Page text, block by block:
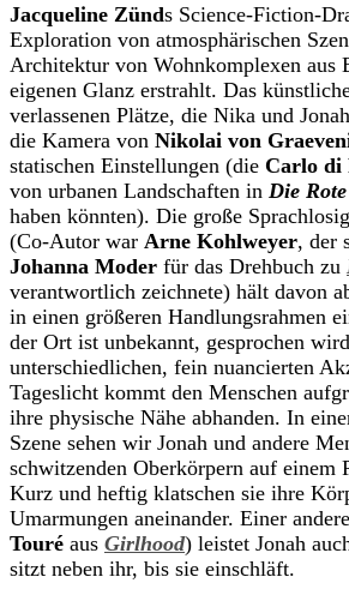
Jacqueline Zünds Science-Fiction-
Exploration von atmosphärischen
Architektur von Wohnkomplexen aus
eigenen Glanz erstrahlt. Das
verlassenen Plätze, die Nika und
die Kamera von Nikolai von
statischen Einstellungen (die Carlo di
von urbanen Landschaften in Die
haben könnten). Die große
(Co-Autor war Arne Kohlweyer, der
Johanna Moder für das Drehbuch zu
verantwortlich zeichnete) hält davon
in einen größeren Handlungsrahmen
der Ort ist unbekannt, gesprochen
unterschiedlichen, fein nuancierten
Tageslicht kommt den Menschen
ihre physische Nähe abhanden. In
Szene sehen wir Jonah und andere
schwitzenden Oberkörpern auf einem
Kurz und heftig klatschen sie ihre
Umarmungen aneinander. Einer
Touré aus Girlhood) leistet Jonah
sitzt neben ihr, bis sie einschläft.